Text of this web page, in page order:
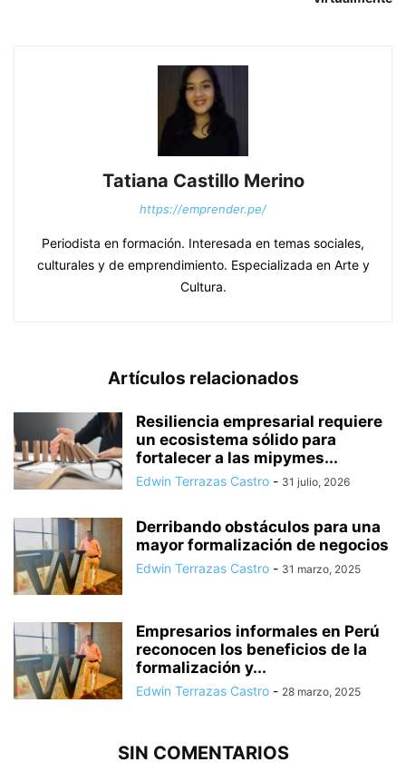
Tatiana Castillo Merino
https://emprender.pe/
Periodista en formación. Interesada en temas sociales,
culturales y de emprendimiento. Especializada en Arte y
Cultura.
Artículos relacionados
Resiliencia empresarial requiere
un ecosistema sólido para
fortalecer a las mipymes...
Edwin Terrazas Castro - 31 julio, 2026
Derribando obstáculos para una
mayor formalización de negocios
Edwin Terrazas Castro - 31 marzo, 2025
Empresarios informales en Perú
reconocen los beneficios de la
formalización y...
Edwin Terrazas Castro - 28 marzo, 2025
SIN COMENTARIOS